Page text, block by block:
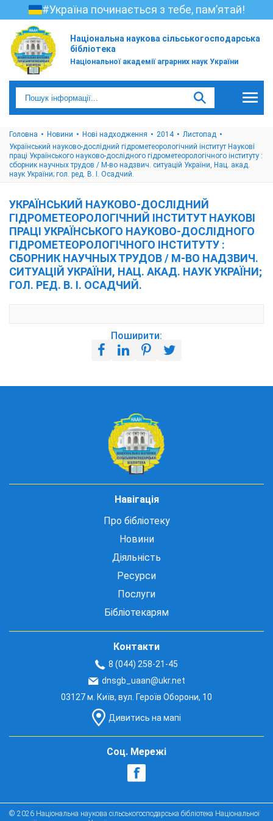
#Україна починається з тебе, пам’ятай!
Національна наукова сільськогосподарська
бібліотека
Національної академії аграрних наук України
Головна Новини Нові надходження 2014
Листопад
Український науково-дослідний гідрометеорологічний інститут Наукові
праці Українського науково-дослідного гідрометеорологічного інституту :
сборник научных трудов / М-во надзвич. ситуацій України, Нац. акад.
наук України; гол. ред. В. І. Осадчий.
УКРАЇНСЬКИЙ НАУКОВО-ДОСЛІДНИЙ
ГІДРОМЕТЕОРОЛОГІЧНИЙ ІНСТИТУТ НАУКОВІ
ПРАЦІ УКРАЇНСЬКОГО НАУКОВО-ДОСЛІДНОГО
ГІДРОМЕТЕОРОЛОГІЧНОГО ІНСТИТУТУ :
СБОРНИК НАУЧНЫХ ТРУДОВ / М-ВО НАДЗВИЧ.
СИТУАЦІЙ УКРАЇНИ, НАЦ. АКАД. НАУК УКРАЇНИ;
ГОЛ. РЕД. В. І. ОСАДЧИЙ.
Поширити:
Навігація
Про бібліотеку
Новини
Діяльність
Ресурси
Послуги
Бібліотекарям
Контакти
8 (044) 258-21-45
dnsgb_uaan@ukr.net
03127 м. Київ, вул. Героїв Оборони, 10
Дивитись на мапі
Соц. Мережі
© 2026 Національна наукова сільськогосподарська бібліотека Національної